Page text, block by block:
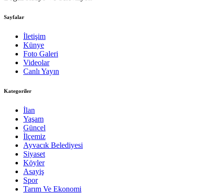
Sayfalar
İletişim
Künye
Foto Galeri
Videolar
Canlı Yayın
Kategoriler
İlan
Yaşam
Güncel
İlçemiz
Ayvacık Belediyesi
Siyaset
Köyler
Asayiş
Spor
Tarım Ve Ekonomi